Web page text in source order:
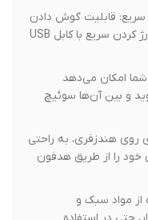
سریع: قابلیت گوش دادن
به صداهای بی‌سیم تا 40 ساعت و شارژ کردن سریع با کابل USB
می‌دهد
آن‌ها سوئیچ
هندزفری، به راحتی
را از طریق هدفون
سبک و